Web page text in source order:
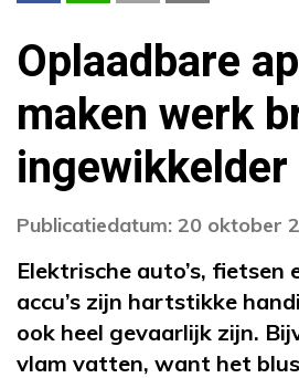
Oplaadbare
maken werk
ingewikkelder
Publicatiedatum: 20 oktober
Elektrische auto’s, fietsen
accu’s zijn hartstikke
ook heel gevaarlijk zijn.
vlam vatten, want het